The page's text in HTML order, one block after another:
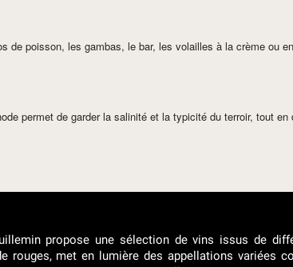
de poisson, les gambas, le bar, les volailles à la crème ou
permet de garder la salinité et la typicité du terroir, tout
propose une sélection de vins issus de
rouges, met en lumière des appellations variées